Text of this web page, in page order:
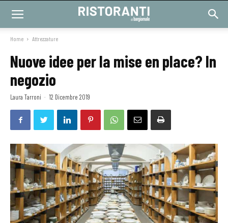
Home Attrezzature
Nuove idee per la mise en place? In
negozio
Laura Tarroni - 12 Dicembre 2019